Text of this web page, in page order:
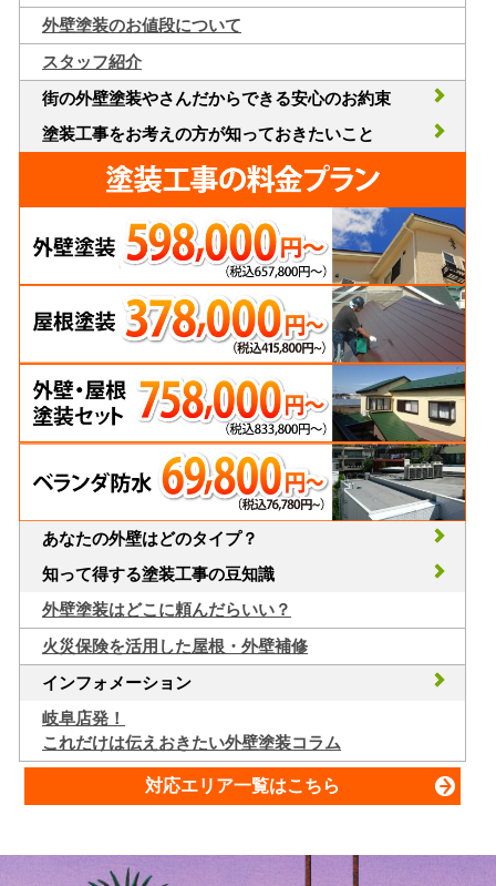
外壁塗装のお値段について
スタッフ紹介
街の外壁塗装やさんだからできる安心のお約束
塗装工事をお考えの方が知っておきたいこと
あなたの外壁はどのタイプ？
知って得する塗装工事の豆知識
外壁塗装はどこに頼んだらいい？
火災保険を活用した屋根・外壁補修
インフォメーション
岐阜店発！
これだけは伝えおきたい外壁塗装コラム
対応エリア一覧はこちら